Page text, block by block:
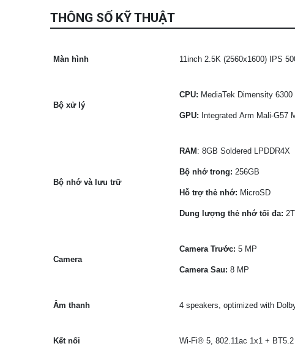
THÔNG SỐ KỸ THUẬT
Màn hình 11inch 2.5K (2560x1600) IPS
Bộ xử lý
CPU: MediaTek Dimensity
GPU: Integrated Arm Mali-G57
Bộ nhớ và lưu trữ
RAM : 8GB Soldered LPDDR4X
Bộ nhớ trong: 256GB
Hỗ trợ thẻ nhớ: MicroSD
Dung lượng thẻ nhớ tối đa:
Camera
Camera Trước: 5 MP
Camera Sau: 8 MP
Âm thanh 4 speakers, optimized with
Kết nối Wi-Fi® 5, 802.11ac 1x1 + BT5.2